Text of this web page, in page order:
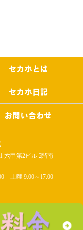
セカホとは
セカホ日記
お問い合わせ
六甲第2ビル 2階南
土曜 9:00～17:00